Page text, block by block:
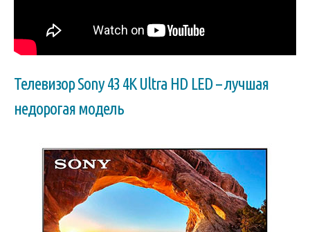
Телевизор Sony 43 4K Ultra HD LED – лучшая
недорогая модель